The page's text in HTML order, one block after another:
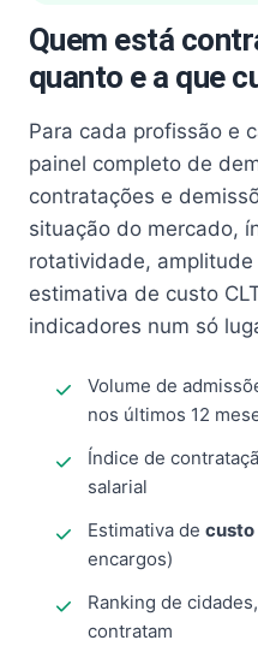
Quem está
quanto e a que
Para cada profissão e
painel completo de
contratações e
situação do mercado,
rotatividade,
estimativa de custo
indicadores num só
Volume de
nos últimos 12
Índice de
salarial
Estimativa de custo
encargos)
Ranking de
contratam